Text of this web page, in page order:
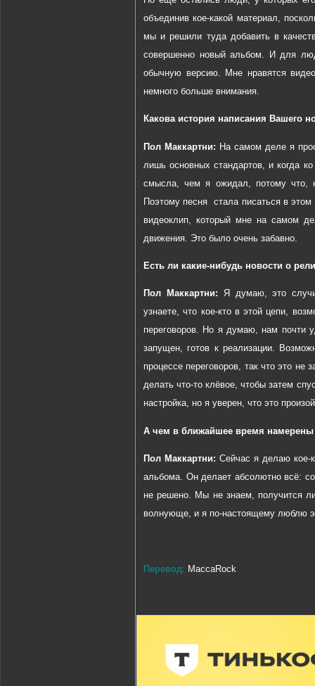
объединив кое-какой материал,
мы и решили туда добавить в
совершенно новый альбом. И для
обычную версию. Мне нравятся
немного больше внимания.
Какова история написания Вашего
Пол Маккартни: На самом деле я
лишь основных стандартов, и когда
смысла, чем я ожидал, потому что,
Поэтому песня
стала писаться в
видеоклип, который мне на самом
движения. Это было очень забавно.
Есть ли какие-нибудь новости о
Пол Маккартни: Я думаю, это
узнаете, что кое-кто в этой цепи,
переговоров. Но я думаю, нам почти
запущен, готов к реализации.
процессе переговоров, так что это не
делать что-то клёвое, чтобы затем
настройка, но я уверен, что это
А чем в ближайшее время
Пол Маккартни: Сейчас я делаю кое-
альбома. Он делает абсолютно всё:
не решено. Мы не знаем, получится
волнующе, и я по-настоящему люблю
Перевод: MaccaRock